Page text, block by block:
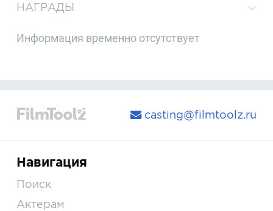
НАГРАДЫ
Информация временно отсутствует
casting@filmtoolz.ru
Навигация
Поиск
Актерам